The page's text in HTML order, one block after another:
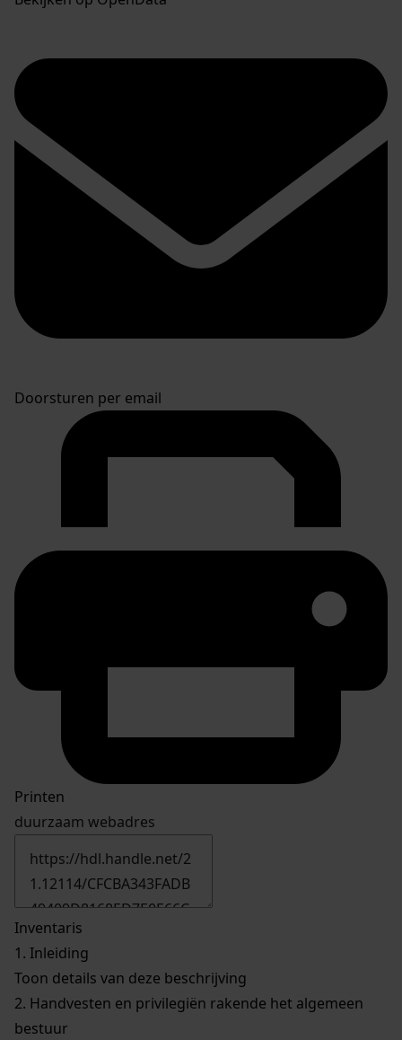
Doorsturen per email
Printen
duurzaam webadres
Inventaris
1. Inleiding
Toon details van deze beschrijving
2. Handvesten en privilegiën rakende het algemeen
bestuur